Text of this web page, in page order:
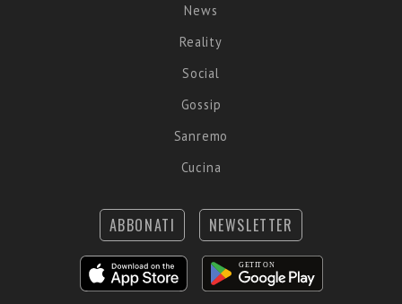
News
Reality
Social
Gossip
Sanremo
Cucina
ABBONATI NEWSLETTER